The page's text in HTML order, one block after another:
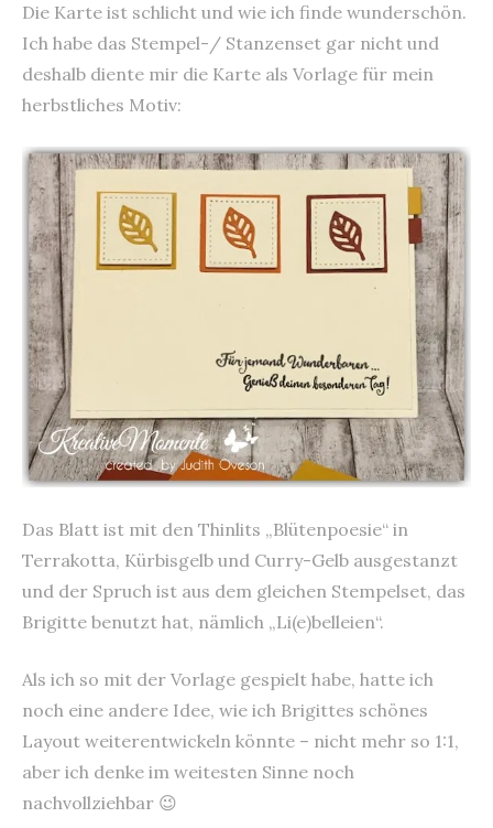
Die Karte ist schlicht und wie ich finde wunderschön.
Ich habe das Stempel-/ Stanzenset gar nicht und
deshalb diente mir die Karte als Vorlage für mein
herbstliches Motiv:
Das Blatt ist mit den Thinlits „Blütenpoesie“ in
Terrakotta, Kürbisgelb und Curry-Gelb ausgestanzt
und der Spruch ist aus dem gleichen Stempelset, das
Brigitte benutzt hat, nämlich „Li(e)belleien“.
Als ich so mit der Vorlage gespielt habe, hatte ich
noch eine andere Idee, wie ich Brigittes schönes
Layout weiterentwickeln könnte – nicht mehr so 1:1,
aber ich denke im weitesten Sinne noch
nachvollziehbar 😉